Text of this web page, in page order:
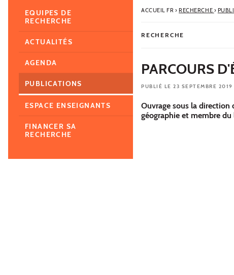
ACCUEIL FR› RECHERCHE ›
RECHERCHE
PARCOURS
PUBLIÉ LE 23 SEPTEMBRE 2019
Ouvrage sous la direction
géographie et membre du
EQUIPES DE
RECHERCHE
ACTUALITÉS
AGENDA
PUBLICATIONS
ESPACE ENSEIGNANTS
FINANCER SA
RECHERCHE